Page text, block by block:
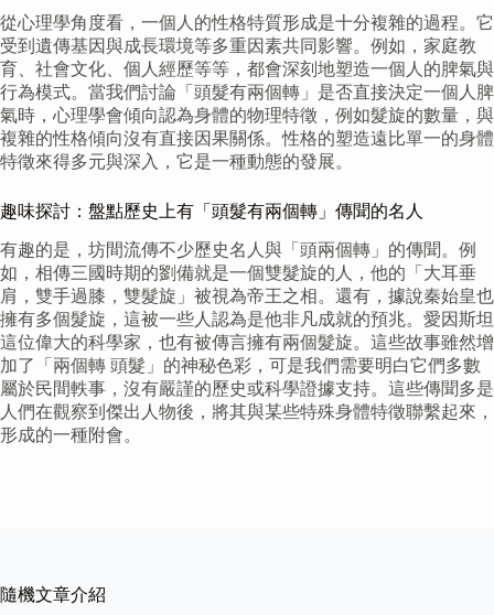
從心理學角度看，一個人的性格特質形成是十分複雜的過程。它
受到遺傳基因與成長環境等多重因素共同影響。例如，家庭教
育、社會文化、個人經歷等等，都會深刻地塑造一個人的脾氣與
行為模式。當我們討論「頭髮有兩個轉」是否直接決定一個人脾
氣時，心理學會傾向認為身體的物理特徵，例如髮旋的數量，與
複雜的性格傾向沒有直接因果關係。性格的塑造遠比單一的身體
特徵來得多元與深入，它是一種動態的發展。
趣味探討：盤點歷史上有「頭髮有兩個轉」傳聞的名人
有趣的是，坊間流傳不少歷史名人與「頭兩個轉」的傳聞。例
如，相傳三國時期的劉備就是一個雙髮旋的人，他的「大耳垂
肩，雙手過膝，雙髮旋」被視為帝王之相。還有，據說秦始皇也
擁有多個髮旋，這被一些人認為是他非凡成就的預兆。愛因斯坦
這位偉大的科學家，也有被傳言擁有兩個髮旋。這些故事雖然增
加了「兩個轉 頭髮」的神秘色彩，可是我們需要明白它們多數
屬於民間軼事，沒有嚴謹的歷史或科學證據支持。這些傳聞多是
人們在觀察到傑出人物後，將其與某些特殊身體特徵聯繫起來，
形成的一種附會。
隨機文章介紹